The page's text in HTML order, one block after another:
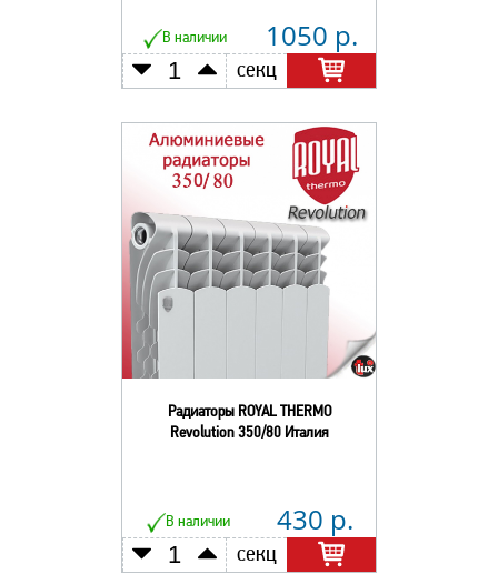
В наличии 1050 р.
секц
Радиаторы ROYAL THERMO
Revolution 350/80 Италия
В наличии 430 р.
секц